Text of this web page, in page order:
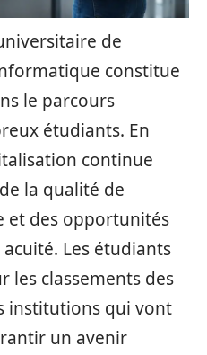
de
constitue
le parcours
étudiants. En
continue
la qualité de
et des opportunités
acuité. Les étudiants
les classements des
institutions qui vont
un avenir